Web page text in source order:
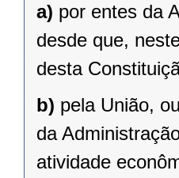
a) por entes da
desde que,
desta
b) pela União,
da
atividade